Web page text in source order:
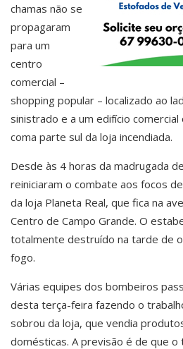
chamas não se
propagaram
para um
centro
comercial –
shopping popular – localizado ao
sinistrado e a um edifício
coma parte sul da loja incendiada.
Desde às 4 horas da madrugada
reiniciaram o combate aos focos
da loja Planeta Real, que fica na
Centro de Campo Grande. O
totalmente destruído na tarde de
fogo.
Várias equipes dos bombeiros
desta terça-feira fazendo o
sobrou da loja, que vendia
domésticas. A previsão é de que